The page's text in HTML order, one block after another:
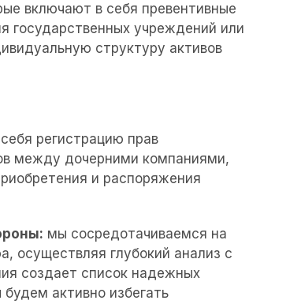
включают в себя превентивные
государственных учреждений или
структуру активов
регистрацию прав
между дочерними компаниями,
и распоряжения
мы сосредотачиваемся на
осуществляя глубокий анализ с
создает список надежных
активно избегать